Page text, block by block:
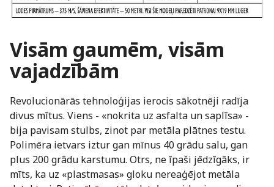
Visām gaumēm, visām
vajadzībām
Revolucionārās tehnoloģijas ierocis sākotnēji radīja
divus mītus. Viens - «nokrita uz asfalta un saplīsa» -
bija pavisam stulbs, zinot par metāla plātnes testu.
Polimēra ietvars iztur gan mīnus 40 grādu salu, gan
plus 200 grādu karstumu. Otrs, ne īpaši jēdzīgāks, ir
mīts, ka uz «plastmasas» gloku nereaģējot metāla